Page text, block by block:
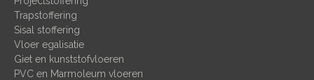
Trapstoffering
Sisal stoffering
Vloer egalisatie
Giet en kunststofvloeren
PVC en Marmoleum vloeren